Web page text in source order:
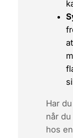
Har
når
hos